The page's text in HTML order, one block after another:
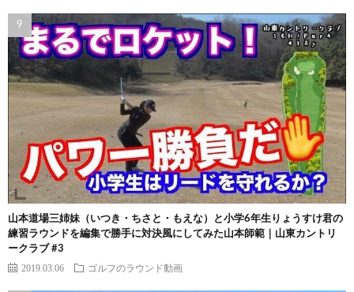
山本道場三姉妹（いつき・ちさと・もえな）と小学6年生りょうすけ君の
練習ラウンドを編集で勝手に対決風にしてみた山本師範｜山東カントリ
ークラブ #3
2019.03.06 ゴルフのラウンド動画